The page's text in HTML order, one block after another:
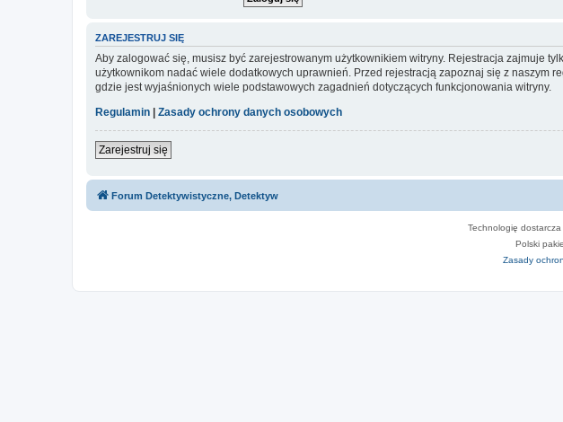
ZAREJESTRUJ SIĘ
Aby zalogować się, musisz być zarejestrowanym użytkownikiem witryny. Rejestracja zajmuje
użytkownikom nadać wiele dodatkowych uprawnień. Przed rejestracją zapoznaj się z naszym
gdzie jest wyjaśnionych wiele podstawowych zagadnień dotyczących funkcjonowania witryny.
Regulamin
Zasady ochrony danych osobowych
Zarejestruj się
Forum Detektywistyczne, Detektyw
Technologię dostarcza
Polski
Zasady